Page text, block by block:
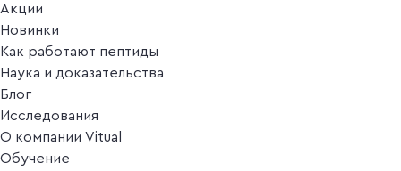
Акции
Новинки
Как работают пептиды
Наука и доказательства
Блог
Исследования
О компании Vitual
Обучение